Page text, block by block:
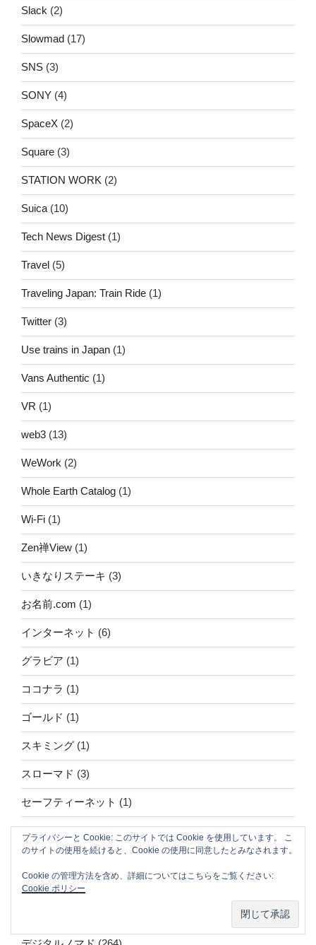
Slack (2)
Slowmad (17)
SNS (3)
SONY (4)
SpaceX (2)
Square (3)
STATION WORK (2)
Suica (10)
Tech News Digest (1)
Travel (5)
Traveling Japan: Train Ride (1)
Twitter (3)
Use trains in Japan (1)
Vans Authentic (1)
VR (1)
web3 (13)
WeWork (2)
Whole Earth Catalog (1)
Wi-Fi (1)
Zen禅View (1)
いきなりステーキ (3)
お名前.com (1)
インターネット (6)
グラビア (1)
ココナラ (1)
ゴールド (1)
スキミング (1)
スローマド (3)
セーフティーネット (1)
タウンWiFi(1)
テクノロジー(171)
テックニュース
プライバシーと Cookie: このサイトでは Cookie を使用しています。 こ
のサイトの使用を続けると、Cookie の使用に同意したとみなされます。
Cookie の管理方法を含め、詳細についてはこちらをご覧ください:
Cookie ポリシー